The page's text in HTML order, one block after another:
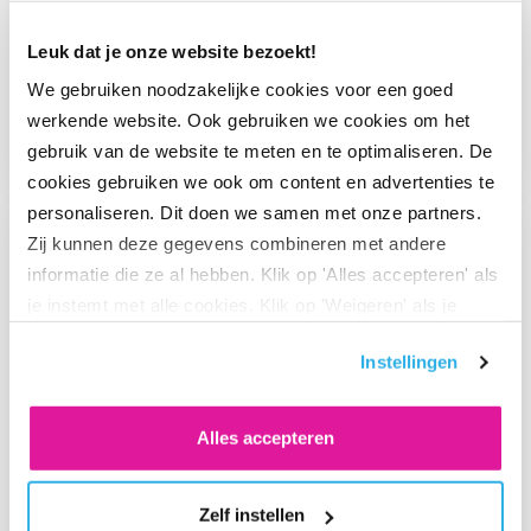
Leuk dat je onze website bezoekt!
We gebruiken noodzakelijke cookies voor een goed
werkende website. Ook gebruiken we cookies om het
gebruik van de website te meten en te optimaliseren. De
cookies gebruiken we ook om content en advertenties te
personaliseren. Dit doen we samen met onze partners.
Zij kunnen deze gegevens combineren met andere
informatie die ze al hebben. Klik op 'Alles accepteren' als
vind je meer informatie. Je kunt altijd je toestemming
Instellingen
Alles accepteren
Zelf instellen
Meer aandacht voor mentale
gezondheid
NIEUWS
Ga naar “BeFrank en Triodos Investment Management